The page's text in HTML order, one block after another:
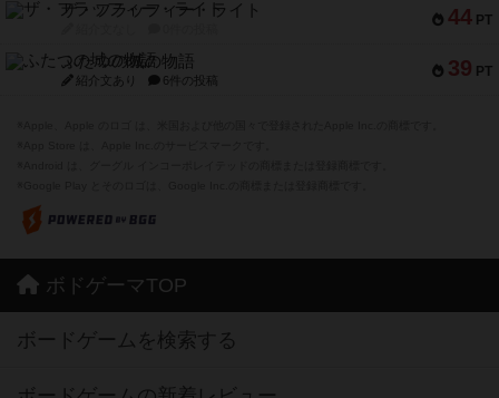
44 PT
ザ・フラッフィー・ライト
39 PT
ふたつの城の物語
紹介文あり 6件の投稿
ボドゲーマTOP
ボードゲームを検索する